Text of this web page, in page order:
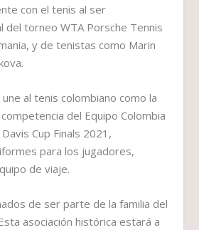
con el tenis al ser
del torneo WTA Porsche Tennis
y de tenistas como Marin
al tenis colombiano como la
del Equipo Colombia
Cup Finals 2021,
para los jugadores,
de viaje.
de ser parte de la familia del
asociación histórica estará a